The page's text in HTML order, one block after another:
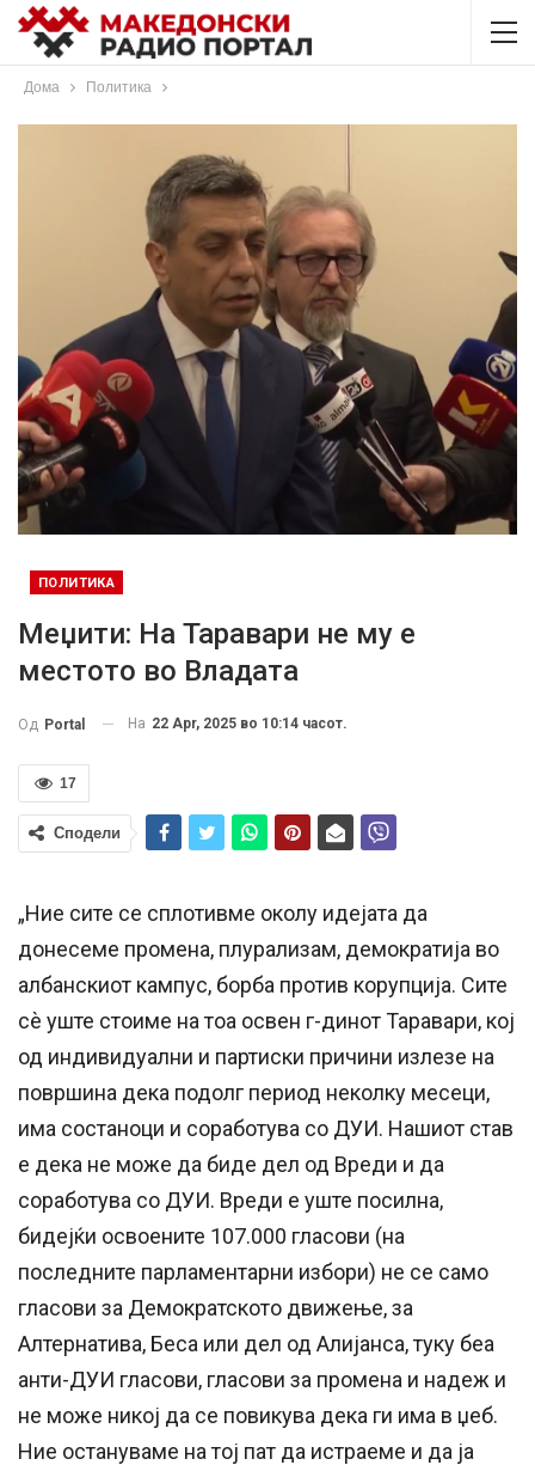
Дома Политика
ПОЛИТИКА
Меџити: На Таравари не му е
местото во Владата
Од Portal На 22 Apr, 2025 во 10:14 часот.
17
Сподели
„Ние сите се сплотивме околу идејата да
донесеме промена, плурализам, демократија во
албанскиот кампус, борба против корупција. Сите
сѐ уште стоиме на тоа освен г-динот Таравари, кој
од индивидуални и партиски причини излезе на
површина дека подолг период неколку месеци,
има состаноци и соработува со ДУИ. Нашиот став
е дека не може да биде дел од Вреди и да
соработува со ДУИ. Вреди е уште посилна,
бидејќи освоените 107.000 гласови (на
последните парламентарни избори) не се само
гласови за Демократското движење, за
Алтернатива, Беса или дел од Алијанса, туку беа
анти-ДУИ гласови, гласови за промена и надеж и
не може никој да се повикува дека ги има в џеб.
Ние остануваме на тој пат да истраеме и да ја